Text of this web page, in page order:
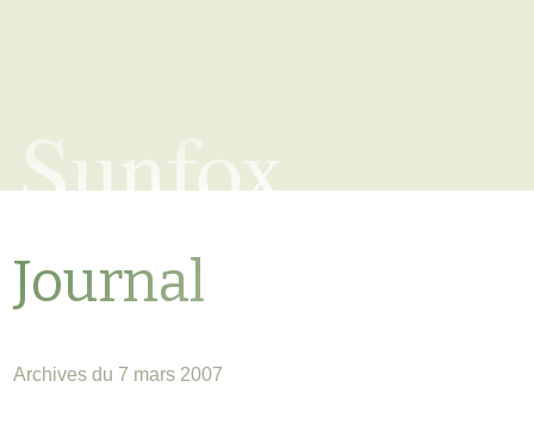
Sunfox
Journal
Archives du 7 mars 2007